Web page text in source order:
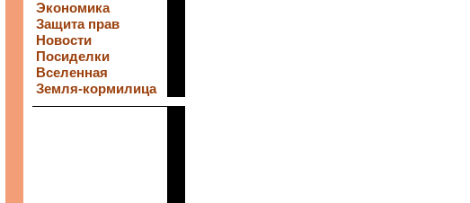
Экономика
Защита прав
Новости
Посиделки
Вселенная
Земля-кормилица